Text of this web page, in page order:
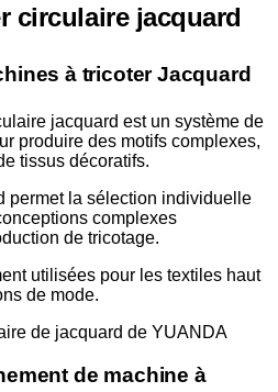
circulaire jacquard
à tricoter Jacquard
jacquard est un système de
produire des motifs complexes,
tissus décoratifs.
permet la sélection individuelle
complexes
de tricotage.
utilisées pour les textiles haut
de mode.
de machine à